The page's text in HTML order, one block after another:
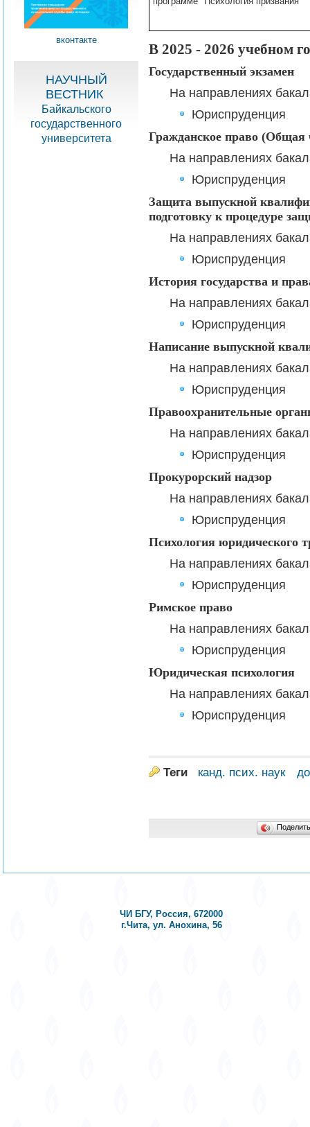
вконтакте
НАУЧНЫЙ
ВЕСТНИК
Байкальского
государственного
университета
В 2025 - 2026 учебном
Государственный экзамен
На направлениях
Юриспруденция
Гражданское право (Общая
На направлениях
Юриспруденция
Защита выпускной
подготовку к процедуре
На направлениях
Юриспруденция
История государства и
На направлениях
Юриспруденция
Написание выпускной
На направлениях
Юриспруденция
Правоохранительные
На направлениях
Юриспруденция
Прокурорский надзор
На направлениях
Юриспруденция
Психология юридического
На направлениях
Юриспруденция
Римское право
На направлениях
Юриспруденция
Юридическая психология
На направлениях
Юриспруденция
Теги канд. псих. наук
ЧИ БГУ, Россия, 672000
г.Чита, ул. Анохина, 56